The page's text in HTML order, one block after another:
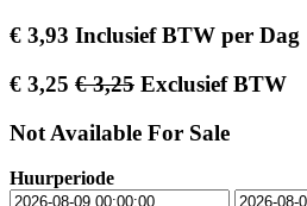
€ 3,93 Inclusief BTW per Dag
€ 3,25 €3,25 Exclusief BTW
Not Available For Sale
Huurperiode